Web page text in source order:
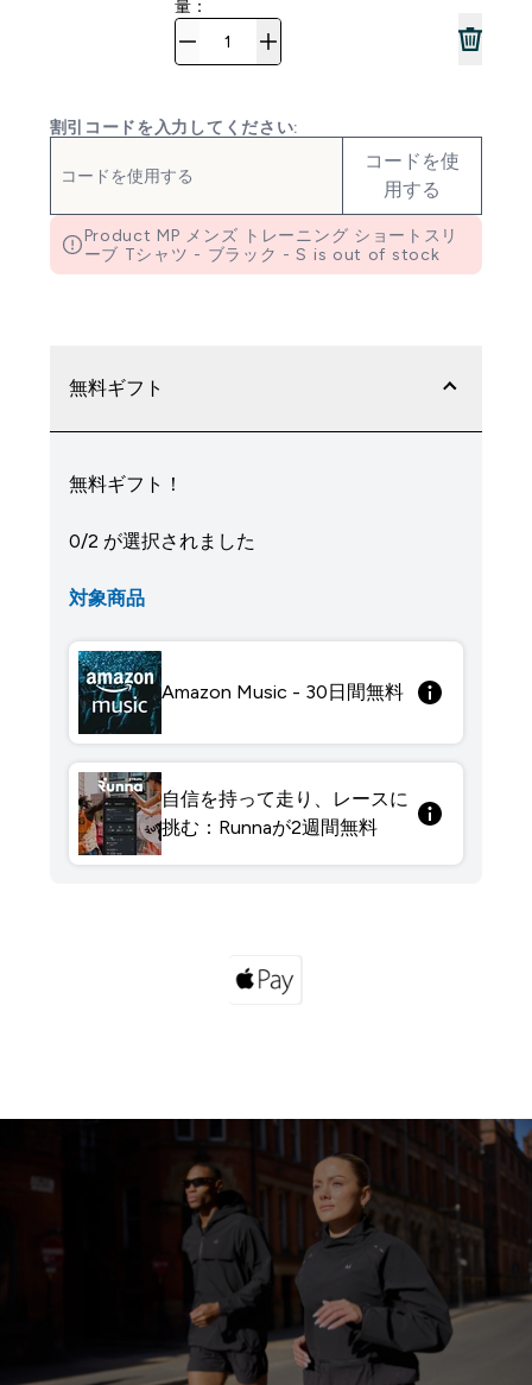
量：
割引コードを入力してください:
コードを使
用する
Product MP メンズ トレーニング ショートスリ
ーブ Tシャツ - ブラック - S is out of stock
無料ギフト
無料ギフト！
0/2 が選択されました
対象商品
Amazon Music - 30日間無料
自信を持って走り、レースに
挑む：Runnaが2週間無料